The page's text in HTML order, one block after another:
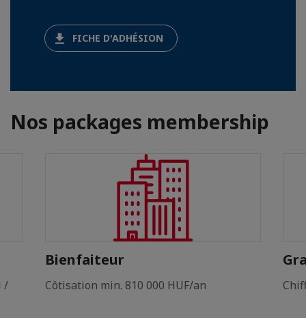
FICHE D'ADHÉSION
Nos packages membership
/
Bienfaiteur
Côtisation min. 810 000 HUF/an